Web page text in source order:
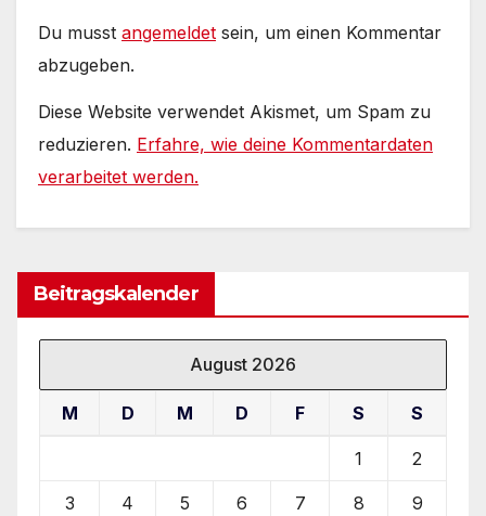
Du musst angemeldet sein, um einen Kommentar
abzugeben.
Diese Website verwendet Akismet, um Spam zu
reduzieren. Erfahre, wie deine Kommentardaten
verarbeitet werden.
Beitragskalender
August 2026
M D M D F S S
1 2
3 4 5 6 7 8 9